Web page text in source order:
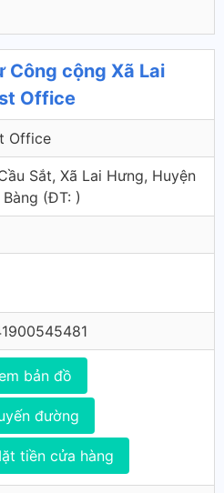
cộng Xã Lai
Office
Office
Sắt, Xã Lai Hưng, Huyện
Bàng (ÐT: )
bản đồ
đường
tiền cửa hàng